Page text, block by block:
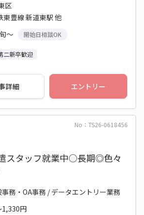
区
東豊線 新道東駅 他
～
開始日相談OK
二新卒歓迎
詳細 エントリー
No：TS26-0618456
遣スタッフ就業中○長期◎色々
務・OA事務 / データエントリー業務
1,330円